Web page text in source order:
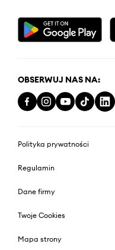
OBSERWUJ NAS NA:
Polityka prywatności
Regulamin
Dane firmy
Twoje Cookies
Mapa strony